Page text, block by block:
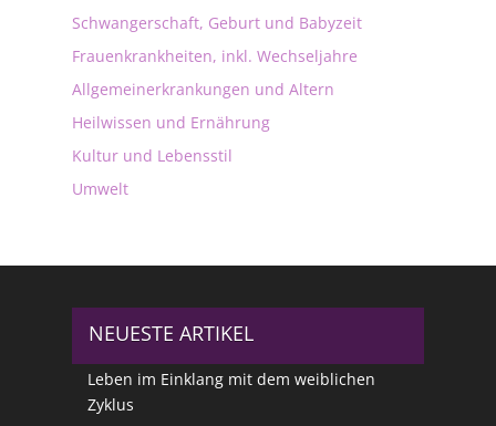
Schwangerschaft, Geburt und Babyzeit
Frauenkrankheiten, inkl. Wechseljahre
Allgemeinerkrankungen und Altern
Heilwissen und Ernährung
Kultur und Lebensstil
Umwelt
NEUESTE ARTIKEL
Leben im Einklang mit dem weiblichen
Zyklus